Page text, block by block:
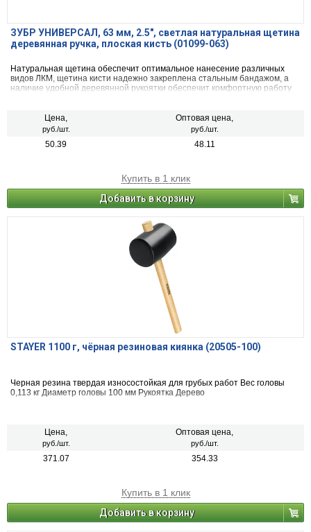
ЗУБР УНИВЕРСАЛ, 63 мм, 2.5″, светлая натуральная щетина
деревянная ручка, плоская кисть (01099-063)
Натуральная щетина обеспечит оптимальное нанесение различных
видов ЛКМ, щетина кисти надежно закреплена стальным бандажом, а
наличие удобной деревянной рукоятки обеспечит комфортную работу
Цена,
руб./шт.
Оптовая цена,
руб./шт.
50.39 48.11
Купить в 1 клик
Добавить в корзину
STAYER 1100 г, чёрная резиновая киянка (20505-100)
Черная резина твердая износостойкая для грубых работ Вес головы
0,113 кг Диаметр головы 100 мм Рукоятка Дерево
Цена,
руб./шт.
Оптовая цена,
руб./шт.
371.07 354.33
Купить в 1 клик
Добавить в корзину